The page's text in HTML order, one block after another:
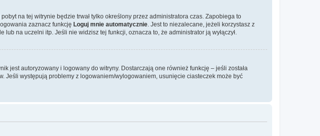
na tej witrynie będzie trwał tylko określony przez administratora czas. Zapobiega to
zaznacz funkcję Loguj mnie automatycznie . Jest to niezalecane, jeżeli korzystasz z
na uczelni itp. Jeśli nie widzisz tej funkcji, oznacza to, że administrator ją wyłączył.
jest autoryzowany i logowany do witryny. Dostarczają one również funkcję – jeśli została
Jeśli występują problemy z logowaniem/wylogowaniem, usunięcie ciasteczek może być